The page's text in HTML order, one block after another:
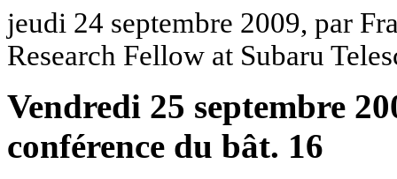
jeudi 24 septembre 2009, par
Research Fellow at Subaru
Vendredi 25 septembre
conférence du bât. 16